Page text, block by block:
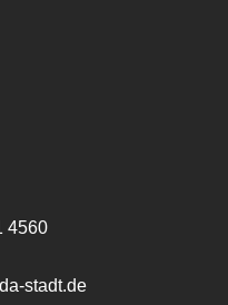
4560
stadt.de